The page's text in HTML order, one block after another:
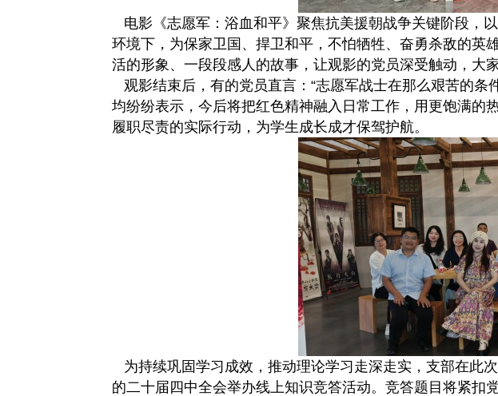
电影《志愿军：浴血和平》聚焦抗美援朝战争关键阶段，
环境下，为保家卫国、捍卫和平，不怕牺牲、奋勇杀敌的英
活的形象、一段段感人的故事，让观影的党员深受触动，大
观影结束后，有的党员直言：“志愿军战士在那么艰苦的
均纷纷表示，今后将把红色精神融入日常工作，用更饱满的
履职尽责的实际行动，为学生成长成才保驾护航。
为持续巩固学习成效，推动理论学习走深走实，支部在
的二十届四中全会举办线上知识竞答活动。竞答题目将紧扣